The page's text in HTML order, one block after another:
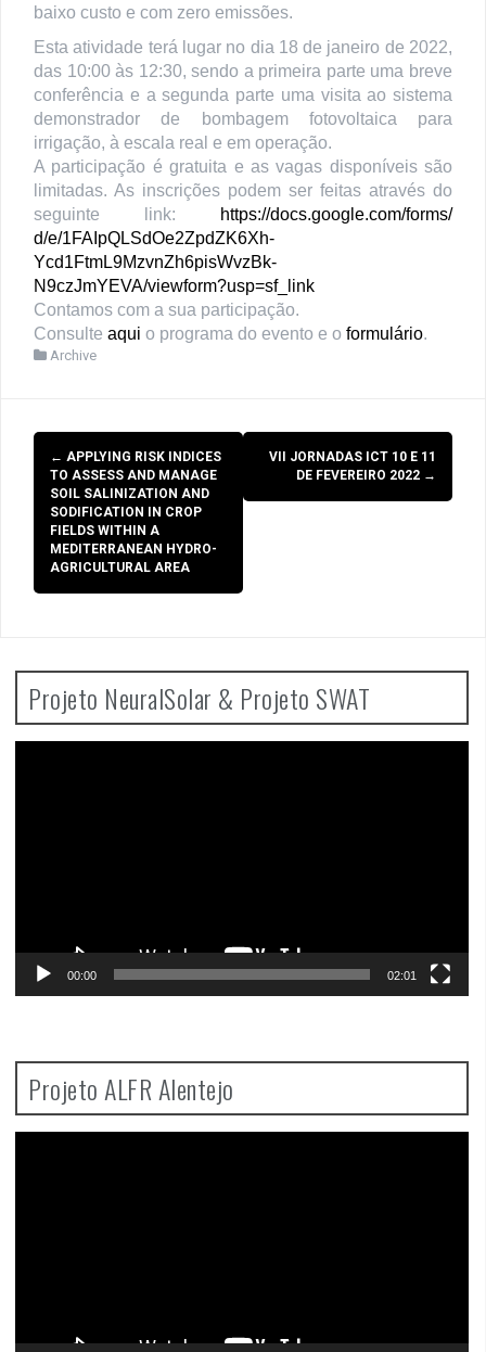
baixo custo e com zero emissões.
Esta atividade terá lugar no dia 18 de janeiro de 2022,
das 10:00 às 12:30, sendo a primeira parte uma breve
conferência e a segunda parte uma visita ao sistema
demonstrador de bombagem fotovoltaica para
irrigação, à escala real e em operação.
A participação é gratuita e as vagas disponíveis são
limitadas. As inscrições podem ser feitas através do
seguinte link:
https://docs.google.com/forms/
d/e/1FAIpQLSdOe2ZpdZK6Xh-
Ycd1FtmL9MzvnZh6pisWvzBk-
N9czJmYEVA/viewform?usp=sf_
link
Contamos com a sua participação.
Consulte aqui o programa do evento e o formulário.
Archive
Post
navigation
← APPLYING RISK INDICES
TO ASSESS AND MANAGE
SOIL SALINIZATION AND
SODIFICATION IN CROP
FIELDS WITHIN A
MEDITERRANEAN HYDRO-
AGRICULTURAL AREA
VII JORNADAS ICT 10 E 11
DE FEVEREIRO 2022 →
Projeto NeuralSolar & Projeto SWAT
00:00 02:01
Projeto ALFR Alentejo